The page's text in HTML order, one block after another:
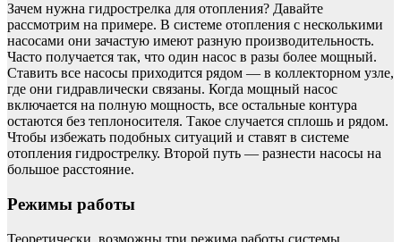
Зачем нужна гидрострелка для отопления? Давайте
рассмотрим на примере. В системе отопления с несколькими
насосами они зачастую имеют разную производительность.
Часто получается так, что один насос в разы более мощный.
Ставить все насосы приходится рядом — в коллекторном узле,
где они гидравлически связаны. Когда мощный насос
включается на полную мощность, все остальные контура
остаются без теплоносителя. Такое случается сплошь и рядом.
Чтобы избежать подобных ситуаций и ставят в системе
отопления гидрострелку. Второй путь — разнести насосы на
большое расстояние.
Режимы работы
Теоретически, возможны три режима работы системы